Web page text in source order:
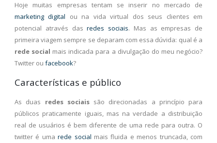
Hoje muitas empresas tentam se inserir no mercado de
marketing digital ou na vida virtual dos seus clientes em
potencial através dasredes sociais. Mas as empresas de
primeira viagem sempre se deparam com essa dúvida: qual é a
rede social mais indicada para a divulgação do meu negócio?
Twitter ou facebook?
Características e público
As duas redes sociaissão direcionadas a princípio para
públicos praticamente iguais, mas na verdade a distribuição
real de usuários é bem diferente de uma rede para outra. O
twitter é umarede social mais fluida e menos truncada, com